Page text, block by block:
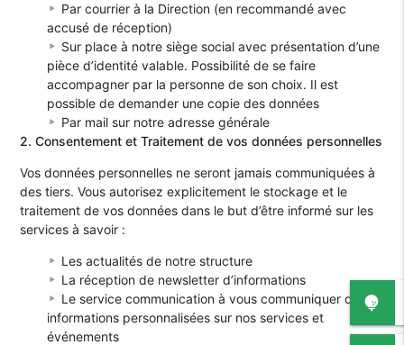
Par courrier à la Direction (en recommandé avec
accusé de réception)
Sur place à notre siège social avec présentation d’une
pièce d’identité valable. Possibilité de se faire
accompagner par la personne de son choix. Il est
possible de demander une copie des données
Par mail sur notre adresse générale
2. Consentement et Traitement de vos données personnelles
Vos données personnelles ne seront jamais communiquées à
des tiers. Vous autorisez explicitement le stockage et le
traitement de vos données dans le but d’être informé sur les
services à savoir :
Les actualités de notre structure
La réception de newsletter d’informations
Le service communication à vous communiquer des
informations personnalisées sur nos services et
événements